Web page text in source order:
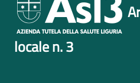
locale n. 3